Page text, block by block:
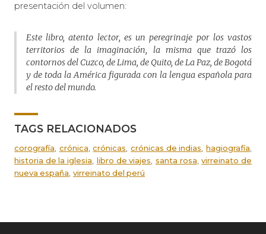
presentación del volumen:
Este libro, atento lector, es un peregrinaje por los vastos
territorios de la imaginación, la misma que trazó los
contornos del Cuzco, de Lima, de Quito, de La Paz, de Bogotá
y de toda la América figurada con la lengua española para
el resto del mundo.
TAGS RELACIONADOS
corografía, crónica,crónicas,crónicas de indias,hagiografía,
historia de la iglesia, libro de viajes, santa rosa,virreinato de
nueva españa, virreinato del perú